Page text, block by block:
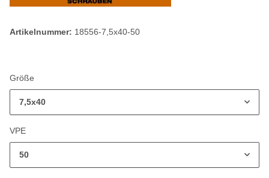
Artikelnummer: 18556-7,5x40-50
Größe
7,5x40
VPE
50